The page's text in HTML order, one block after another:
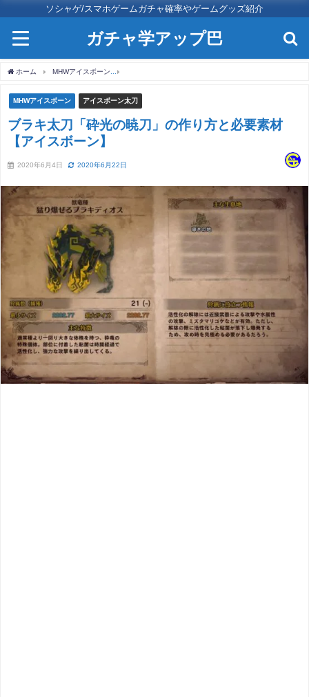
ソシャゲ/スマホゲームガチャ確率やゲームグッズ紹介
ガチャ学アップ巴
ホーム MHWアイスボーン
MHWアイスボーン アイスボーン太刀
ブラキ太刀「砕光の暁刀」の作り方と必要素材
【アイスボーン】
2020年6月4日 2020年6月22日